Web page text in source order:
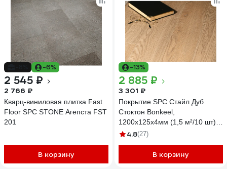
-6%
2 545 ₽
2 766 ₽
Кварц-виниловая плитка Fast
Floor SPC STONE Агепста FST
201
В корзину
-13%
2 885 ₽
3 301 ₽
Покрытие SPC Стайл Дуб
Стоктон Bonkeel,
1200x125x4мм (1,5 м²/10 шт)
546475
4.8(27)
В корзину